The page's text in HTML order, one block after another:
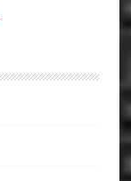
människans
imponerande